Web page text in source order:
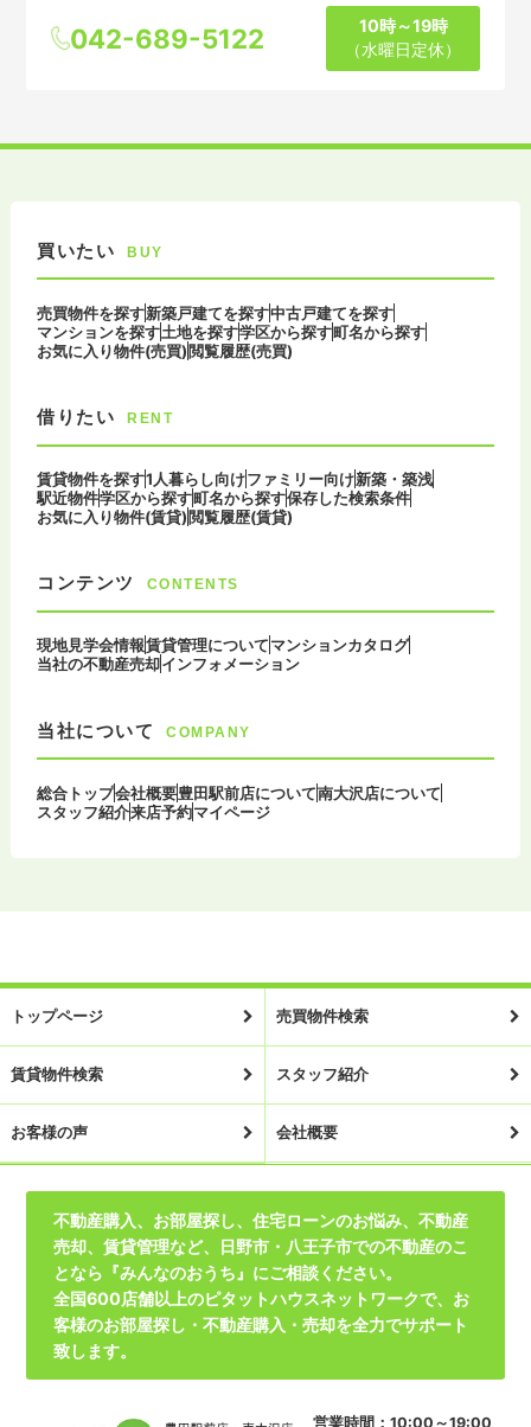
042-689-5122
10時～19時
（水曜日定休）
買いたい BUY
売買物件を探す新築戸建てを探す中古戸建てを探す
マンションを探す土地を探す学区から探す町名から探す
お気に入り物件(売買)閲覧履歴(売買)
借りたい RENT
賃貸物件を探す1人暮らし向けファミリー向け新築・築浅
駅近物件学区から探す町名から探す保存した検索条件
お気に入り物件(賃貸)閲覧履歴(賃貸)
コンテンツ CONTENTS
現地見学会情報賃貸管理についてマンションカタログ
当社の不動産売却インフォメーション
当社について COMPANY
総合トップ会社概要豊田駅前店について南大沢店について
スタッフ紹介来店予約マイページ
トップページ 売買物件検索
賃貸物件検索 スタッフ紹介
お客様の声 会社概要
不動産購入、お部屋探し、住宅ローンのお悩み、不動産
売却、賃貸管理など、日野市・八王子市での不動産のこ
となら『みんなのおうち』にご相談ください。
全国600店舗以上のピタットハウスネットワークで、お
客様のお部屋探し・不動産購入・売却を全力でサポート
致します。
営業時間：10:00～19:00